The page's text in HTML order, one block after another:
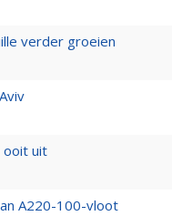
verder groeien
ooit uit
A220-100-vloot